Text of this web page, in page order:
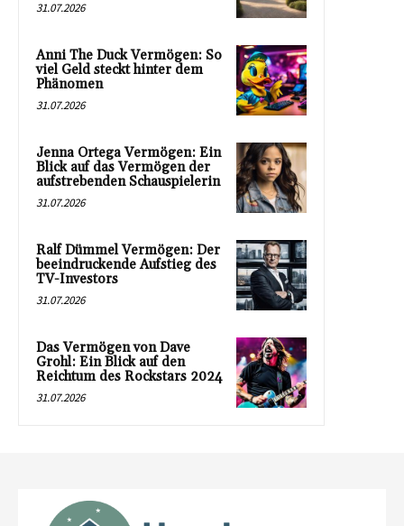
31.07.2026
Anni The Duck Vermögen: So
viel Geld steckt hinter dem
Phänomen
31.07.2026
Jenna Ortega Vermögen: Ein
Blick auf das Vermögen der
aufstrebenden Schauspielerin
31.07.2026
Ralf Dümmel Vermögen: Der
beeindruckende Aufstieg des
TV-Investors
31.07.2026
Das Vermögen von Dave
Grohl: Ein Blick auf den
Reichtum des Rockstars 2024
31.07.2026